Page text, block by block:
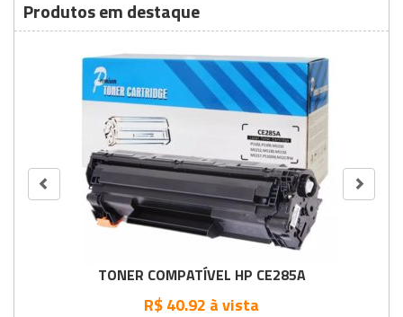
Produtos em destaque
TONER COMPATÍVEL HP CE285A
R$ 40.92 à vista